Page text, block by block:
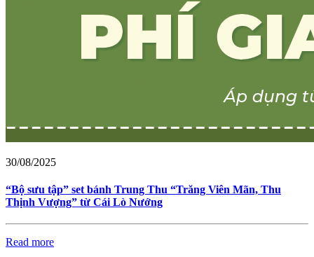
30/08/2025
“Bộ sưu tập” set bánh Trung Thu “Trăng Viên Mãn, Thu
Thịnh Vượng” từ Cái Lò Nướng
Read more